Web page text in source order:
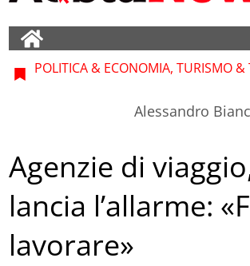
POLITICA & ECONOMIA, TURISMO &
Alessandro
Agenzie di
lancia l’allarme:
lavorare»